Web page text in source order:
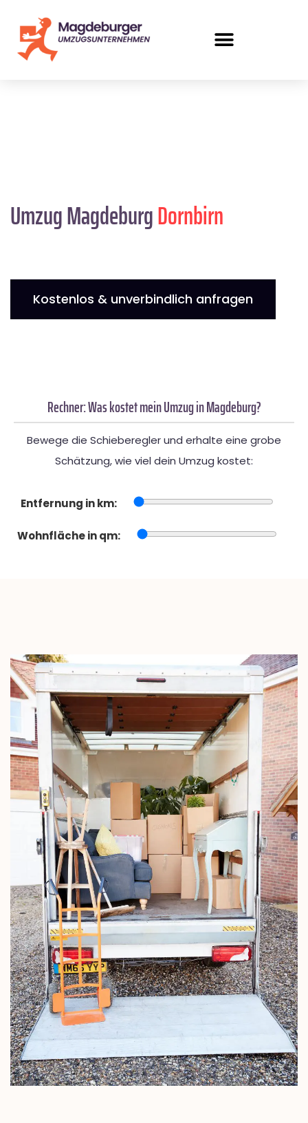
Umzug MagdeburgDornbirn
Kostenlos & unverbindlich anfragen
Rechner: Was kostet mein Umzug in Magdeburg?
Bewege die Schieberegler und erhalte eine grobe
Schätzung, wie viel dein Umzug kostet:
Entfernung in km:
Wohnfläche in qm: